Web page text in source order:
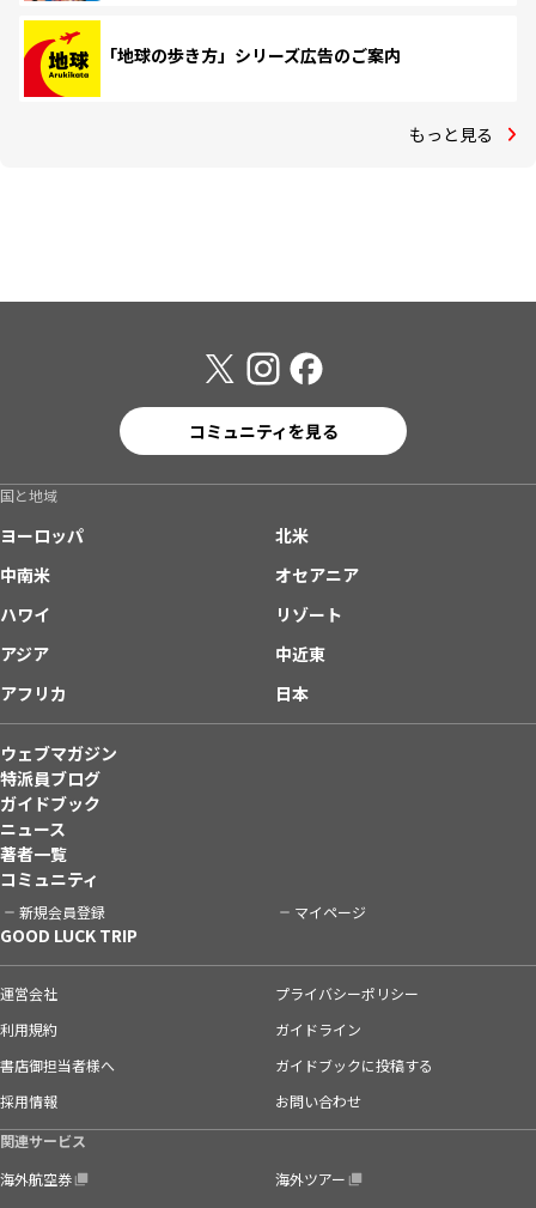
「地球の歩き方」シリーズ広告のご案内
もっと見る
コミュニティを見る
国と地域
ヨーロッパ
北米
中南米
オセアニア
ハワイ
リゾート
アジア
中近東
アフリカ
日本
ウェブマガジン
特派員ブログ
ガイドブック
ニュース
著者一覧
コミュニティ
新規会員登録 マイページ
GOOD LUCK TRIP
運営会社
プライバシーポリシー
利用規約
ガイドライン
書店御担当者様へ
ガイドブックに投稿する
採用情報
お問い合わせ
関連サービス
海外航空券
海外ツアー